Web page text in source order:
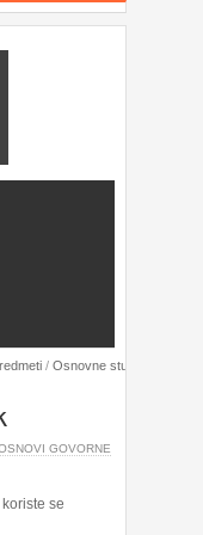
/ Osnovne studije
GOVORNE
se